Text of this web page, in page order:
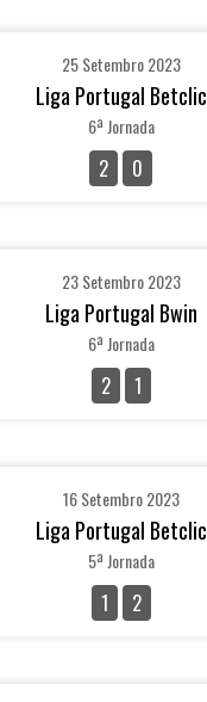
25 Setembro 2023
Liga Portugal Betclic
6ª Jornada
2 0
23 Setembro 2023
Liga Portugal Bwin
6ª Jornada
2 1
16 Setembro 2023
Liga Portugal Betclic
5ª Jornada
1 2